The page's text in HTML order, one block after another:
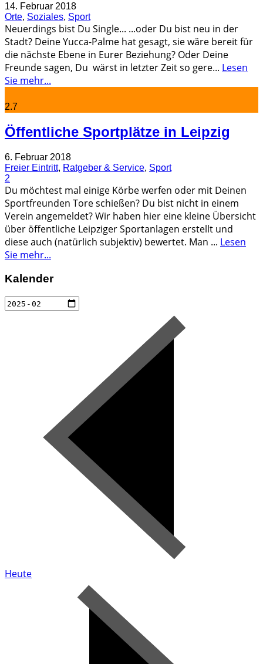
14. Februar 2018
Orte, Soziales, Sport
Neuerdings bist Du Single... ...oder Du bist neu in der
Stadt? Deine Yucca-Palme hat gesagt, sie wäre bereit für
die nächste Ebene in Eurer Beziehung? Oder Deine
Freunde sagen, Du wärst in letzter Zeit so gere... Lesen
Sie mehr...
2.7
Öffentliche Sportplätze in Leipzig
6. Februar 2018
Freier Eintritt, Ratgeber & Service, Sport
2
Du möchtest mal einige Körbe werfen oder mit Deinen
Sportfreunden Tore schießen? Du bist nicht in einem
Verein angemeldet? Wir haben hier eine kleine Übersicht
über öffentliche Leipziger Sportanlagen erstellt und
diese auch (natürlich subjektiv) bewertet. Man ... Lesen
Sie mehr...
Kalender
Heute